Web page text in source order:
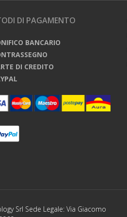
DI PAGAMENTO
BANCARIO
DI CREDITO
Srl Sede Legale: Via Giacomo